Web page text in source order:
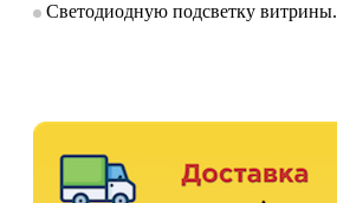
Светодиодную подсветку витрины.